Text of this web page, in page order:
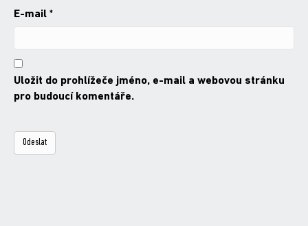
E-mail *
Uložit do prohlížeče jméno, e-mail a webovou stránku
pro budoucí komentáře.